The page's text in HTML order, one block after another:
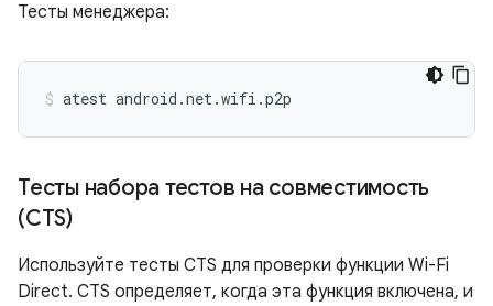
Тесты менеджера:
atest android.net.wifi.p2p
Тесты набора тестов на совместимость
(CTS)
Используйте тесты CTS для проверки функции Wi-Fi
Direct. CTS определяет, когда эта функция включена, и